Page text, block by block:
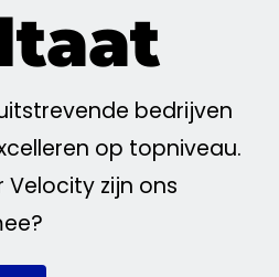
bedrijven
op topniveau.
zijn ons